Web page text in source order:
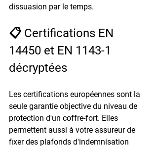
dissuasion par le temps.
📋 Certifications EN
14450 et EN 1143-1
décryptées
Les certifications européennes sont la
seule garantie objective du niveau de
protection d'un coffre-fort. Elles
permettent aussi à votre assureur de
fixer des plafonds d'indemnisation